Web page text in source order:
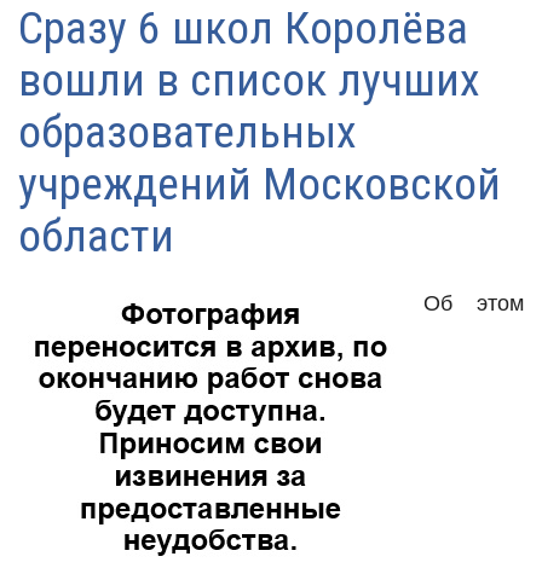
Сразу 6 школ Королёва
вошли в список лучших
образовательных
учреждений Московской
области
Об этом